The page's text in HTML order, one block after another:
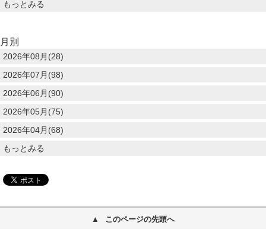
もっとみる
月別
2026年08月(28)
2026年07月(98)
2026年06月(90)
2026年05月(75)
2026年04月(68)
もっとみる
このページの先頭へ